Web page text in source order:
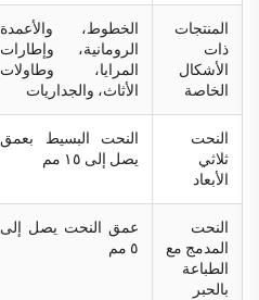
المنتجات
ذات
الأشكال
الخاصة
الخطوط، والأعمدة
الرومانية، وإطارات
المرايا، وطاولات
الأثاث، والجداريات
النحت
ثلاثي
الأبعاد
النحت البسيط بعمق
يصل إلى ١٥ مم
النحت
المدمج مع
الطباعة
بالحبر
عمق النحت يصل إلى
٥ مم